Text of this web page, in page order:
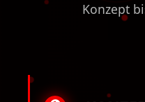
Konzept